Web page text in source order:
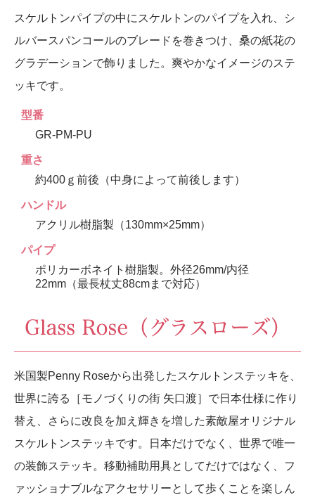
スケルトンパイプの中にスケルトンのパイプを入れ、シ
ルバースパンコールのブレードを巻きつけ、桑の紙花の
グラデーションで飾りました。爽やかなイメージのステ
ッキです。
型番
GR-PM-PU
重さ
約400ｇ前後（中身によって前後します）
ハンドル
アクリル樹脂製（130mm×25mm）
パイプ
ポリカーボネイト樹脂製。外径26mm/内径
22mm（最長杖丈88cmまで対応）
米国製Penny Roseから出発したスケルトンステッキを、
世界に誇る［モノづくりの街 矢口渡］で日本仕様に作り
替え、さらに改良を加え輝きを増した素敵屋オリジナル
スケルトンステッキです。日本だけでなく、世界で唯一
の装飾ステッキ。移動補助用具としてだけではなく、フ
ァッショナブルなアクセサリーとして歩くことを楽しん